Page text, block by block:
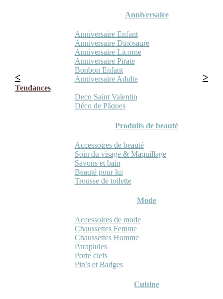
Anniversaire
Anniversaire Enfant
Anniversaire Dinosaure
Anniversaire Licorne
Anniversaire Pirate
Bonbon Enfant
Anniversaire Adulte
Tendances
Deco Saint Valentin
Déco de Pâques
Produits de beauté
Accessoires de beauté
Soin du visage & Maquillage
Savons et bain
Beauté pour lui
Trousse de toilette
Mode
Accessoires de mode
Chaussettes Femme
Chaussettes Homme
Parapluies
Porte clefs
Pin’s et Badges
Cuisine